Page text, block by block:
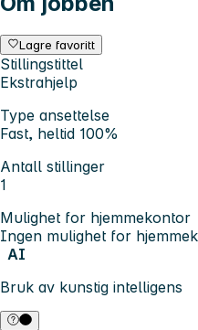
Lagre favoritt
Stillingstittel
Ekstrahjelp
Type ansettelse
Fast, heltid 100%
Antall stillinger
1
Mulighet for hjemmekontor
Ingen mulighet for
AI
Bruk av kunstig intelligens